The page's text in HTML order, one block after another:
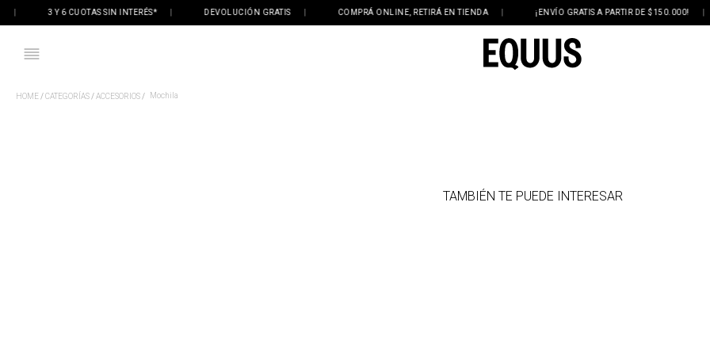
3 Y 6 CUOTAS SIN INTERÉS* | DEVOLUCIÓN GRATIS | COMPRÁ ONLINE, RETIRÁ EN TIENDA | ¡ENVÍO GRATIS A PARTIR DE $150.000! |
CATEGORÍAS ACCESORIOS Mochila
TAMBIÉN TE PUEDE INTERESAR